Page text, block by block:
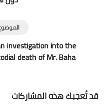
investigation into the
death of Mr. Baha
قد تُعجبك هذه المشاركات